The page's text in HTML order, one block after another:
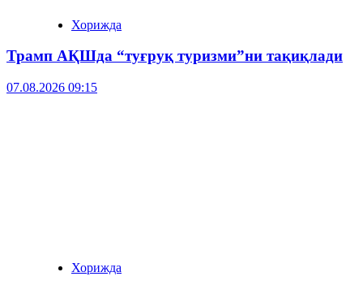
Хорижда
Трамп АҚШда “туғруқ туризми”ни тақиқлади
07.08.2026 09:15
Хорижда